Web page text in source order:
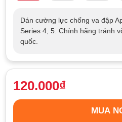
Dán cường lực chống va đập
Series 4, 5. Chính hãng tránh
quốc.
120.000₫
MUA